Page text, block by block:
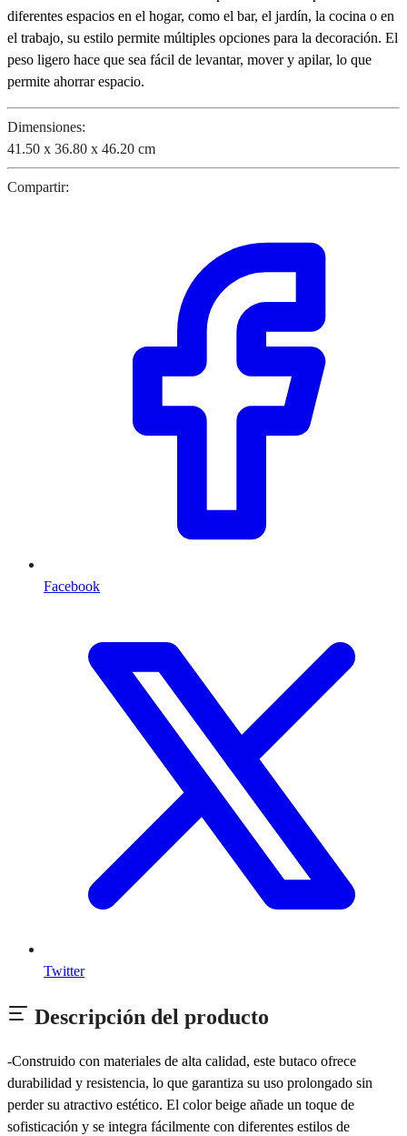
diferentes espacios en el hogar, como el bar, el jardín, la cocina o en
el trabajo, su estilo permite múltiples opciones para la decoración. El
peso ligero hace que sea fácil de levantar, mover y apilar, lo que
permite ahorrar espacio.
Dimensiones:
41.50 x 36.80 x 46.20 cm
Compartir:
Facebook
Twitter
Descripción del producto
-Construido con materiales de alta calidad, este butaco ofrece
durabilidad y resistencia, lo que garantiza su uso prolongado sin
perder su atractivo estético. El color beige añade un toque de
sofisticación y se integra fácilmente con diferentes estilos de